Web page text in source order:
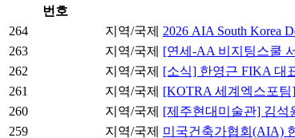
번호
264
지역/국제 2026 AIA South Korea
263
지역/국제 [연세-AA 비지팅스쿨
262
지역/국제 [소식] 한영근 FIKA 대
261
지역/국제 [KOTRA 세계엑스포
260
지역/국제 [제주현대미술관] 김석
259
지역/국제 미국건축가협회(AIA)